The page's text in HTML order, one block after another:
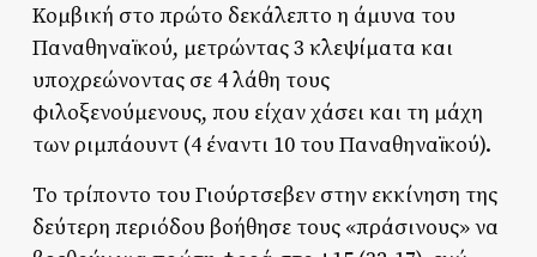
Κομβική στο πρώτο δεκάλεπτο η άμυνα του
Παναθηναϊκού, μετρώντας 3 κλεψίματα και
υποχρεώνοντας σε 4 λάθη τους
φιλοξενούμενους, που είχαν χάσει και τη μάχη
των ριμπάουντ (4 έναντι 10 του Παναθηναϊκού).
Το τρίποντο του Γιούρτσεβεν στην εκκίνηση της
δεύτερη περιόδου βοήθησε τους «πράσινους» να